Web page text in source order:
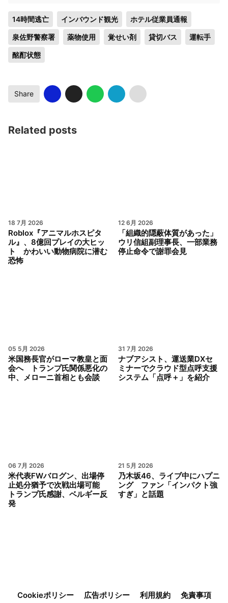
14時間逃亡 インバウンド観光 ホテル従業員通報
泉佐野警察署 薬物使用 覚せい剤 貸切バス 運転手
酩酊状態
Share
Related posts
18 7月 2026
Roblox『アニマルホスピタ
ル』、8億回プレイの大ヒッ
ト かわいい動物病院に潜む
恐怖
12 6月 2026
「組織的隠蔽体質があった」
ウリ信組副理事長、一部業務
停止命令で謝罪会見
05 5月 2026
米国務長官がローマ教皇と面
会へ トランプ氏関係悪化の
中、メローニ首相とも会談
31 7月 2026
ナブアシスト、運送業DXセ
ミナーでクラウド型点呼支援
システム「点呼＋」を紹介
06 7月 2026
米代表FWバログン、出場停
止処分猶予で次戦出場可能
トランプ氏感謝、ベルギー反
発
21 5月 2026
乃木坂46、ライブ中にハプニ
ング ファン「インパクト強
すぎ」と話題
Cookieポリシー 広告ポリシー 利用規約 免責事項